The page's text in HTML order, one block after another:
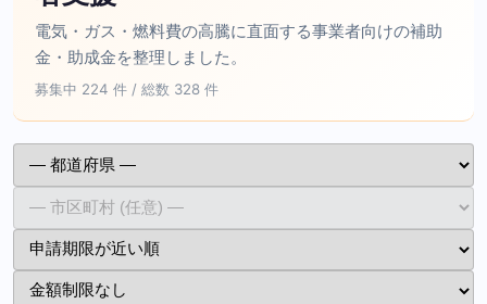
電気・ガス・燃料費の高騰に直面する事業者向けの補助
金・助成金を整理しました。
募集中 224 件 / 総数 328 件